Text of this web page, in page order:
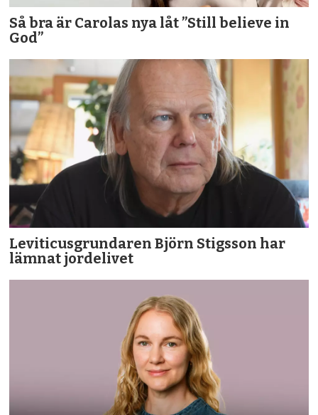
Så bra är Carolas nya låt ”Still believe in
God”
Leviticusgrundaren Björn Stigsson har
lämnat jordelivet